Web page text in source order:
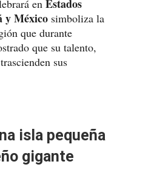
en Estados
y México simboliza la
que durante
que su talento,
sus
isla pequeña
gigante